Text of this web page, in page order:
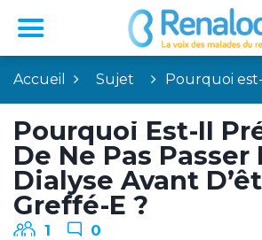
Accueil Sujet Pourquoi
Pourquoi Est-Il
De Ne Pas Passer
Dialyse Avant
Greffé-E ?
1 0